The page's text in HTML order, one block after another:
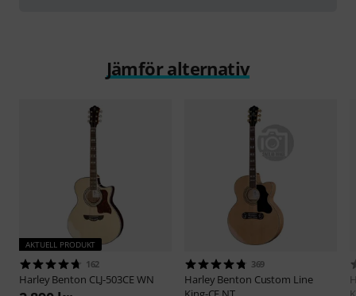
Jämför alternativ
AKTUELL PRODUKT
162
Harley Benton CLJ-503CE WN
369
Harley Benton Custom Line